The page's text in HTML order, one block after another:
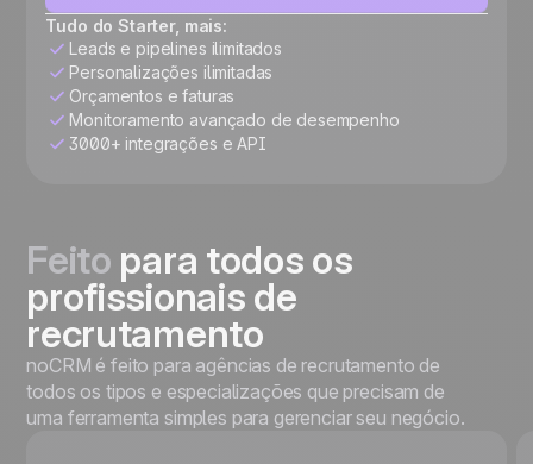
Tudo do Starter, mais:
Leads e pipelines ilimitados
Personalizações ilimitadas
Orçamentos e faturas
Monitoramento avançado de desempenho
3000+ integrações e API
Feito para todos os
profissionais de
recrutamento
noCRM é feito para agências de recrutamento de
todos os tipos e especializações que precisam de
uma ferramenta simples para gerenciar seu negócio.